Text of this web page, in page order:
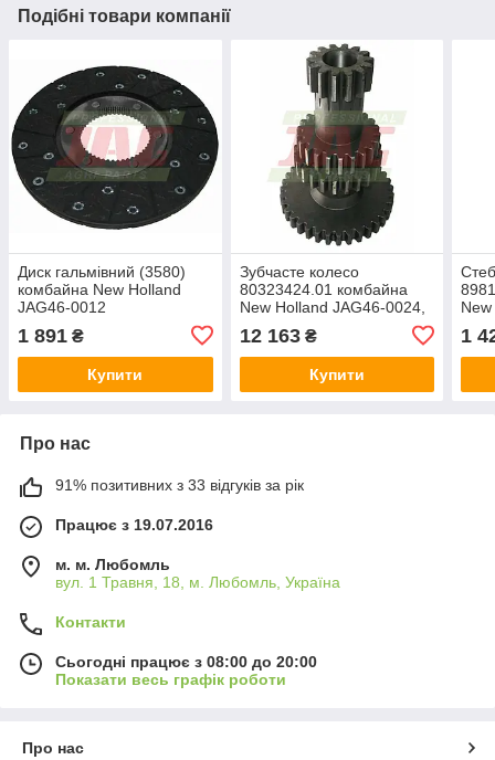
Подібні товари компанії
Диск гальмівний (3580)
комбайна New Holland
JAG46-0012
1 891 ₴
Купити
Зубчасте колесо
80323424.01 комбайна
New Holland JAG46-0024,
14/22/24/35(зубців)
12 163₴
Купити
1
Про нас
91% позитивних з 33 відгуків за рік
Працює з 19.07.2016
м. м. Любомль
вул. 1 Травня, 18, м. Любомль, Україна
Контакти
Сьогодні працює з 08:00 до 20:00
Показати весь графік роботи
Про нас